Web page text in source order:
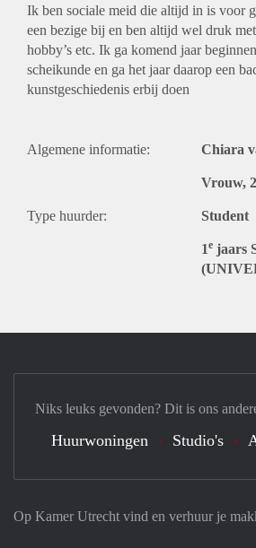
Ik ben sociale meid die altijd in is voor
een bezige bij en ben altijd wel druk
hobby’s etc. Ik ga komend jaar
scheikunde en ga het jaar daarop een
kunstgeschiedenis erbij doen
Algemene informatie: Chiara
Vrouw,
Type huurder: Student
1e jaars
Op Kamer Utrecht vind en verhuur je
Niks leuks gevonden? Dit is ons
Huurwoningen Studio's